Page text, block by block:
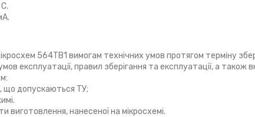
564ТВ1 вимогам технічних умов протягом терміну
експлуатації, правил зберігання та експлуатації, а
що допускаються ТУ;
виготовлення, нанесеної на мікросхемі.